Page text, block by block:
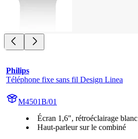
Philips
Téléphone fixe sans fil Design Linea
M4501B/01
Écran 1,6", rétroéclairage blanc
Haut-parleur sur le combiné